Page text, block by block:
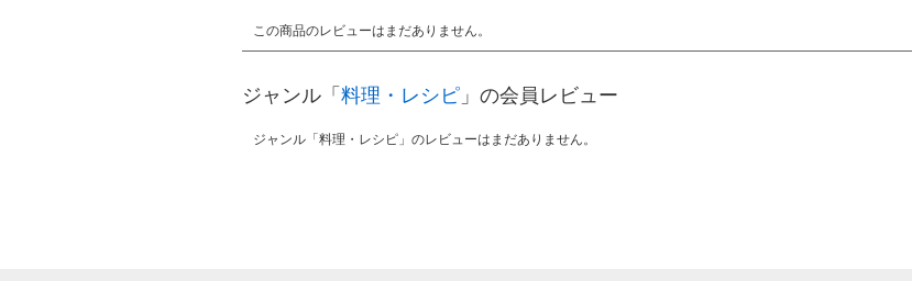
この商品のレビューはまだありません。
ジャンル「 料理・レシピ 」の会員レビュー
ジャンル「料理・レシピ」のレビューはまだありません。